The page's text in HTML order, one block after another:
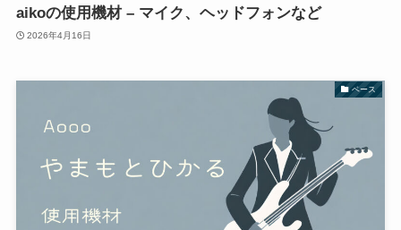
aikoの使用機材 – マイク、ヘッドフォンなど
2026年4月16日
ベース